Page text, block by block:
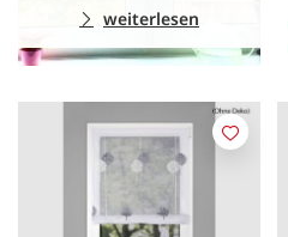
weiterlesen
Merken